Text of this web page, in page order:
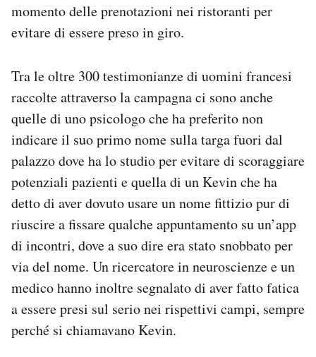
momento delle prenotazioni nei ristoranti per
evitare di essere preso in giro.
Tra le oltre 300 testimonianze di uomini francesi
raccolte attraverso la campagna ci sono anche
quelle di uno psicologo che ha preferito non
indicare il suo primo nome sulla targa fuori dal
palazzo dove ha lo studio per evitare di scoraggiare
potenziali pazienti e quella di un Kevin che ha
detto di aver dovuto usare un nome fittizio pur di
riuscire a fissare qualche appuntamento su un’app
di incontri, dove a suo dire era stato snobbato per
via del nome. Un ricercatore in neuroscienze e un
medico hanno inoltre segnalato di aver fatto fatica
a essere presi sul serio nei rispettivi campi, sempre
perché si chiamavano Kevin.